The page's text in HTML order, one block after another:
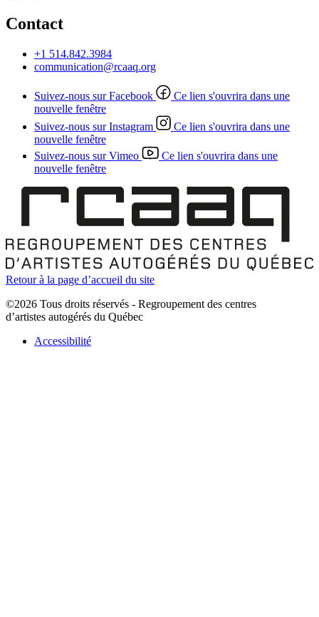
Contact
+1 514.842.3984
communication@rcaaq.org
Suivez-nous sur Facebook
Ce lien s'ouvrira dans une
nouvelle fenêtre
Suivez-nous sur Instagram
Ce lien s'ouvrira dans une
nouvelle fenêtre
Suivez-nous sur Vimeo
Ce lien s'ouvrira dans une
nouvelle fenêtre
Retour à la page d’accueil du site
©2026 Tous droits réservés - Regroupement des centres
d’artistes autogérés du Québec
Accessibilité